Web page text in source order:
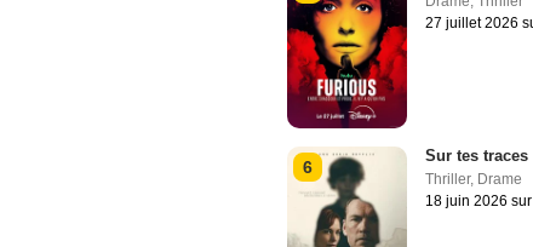
27 juillet 2026
6
Sur tes traces
Thriller, Drame
18 juin 2026